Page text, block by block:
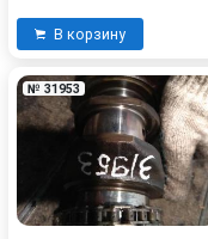
В корзину
№ 31953